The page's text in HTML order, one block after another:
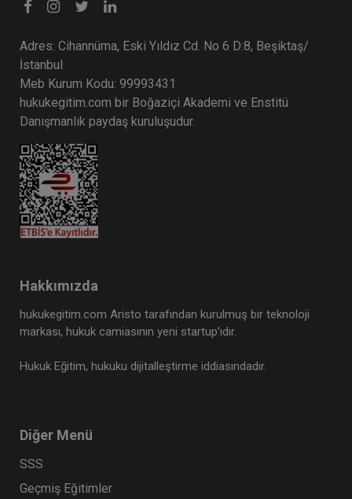
Adres: Cihannüma, Eski Yıldız Cd. No 6 D:8, Beşiktaş/
İstanbul
Meb Kurum Kodu: 99993431
hukukegitim.com bir Boğaziçi Akademi ve Enstitü
Danışmanlık paydaş kuruluşudur.
Hakkımızda
hukukegitim.com Aristo tarafından kurulmuş bir teknoloji
markası, hukuk camiasının yeni startup’ıdır.
Hukuk Eğitim, hukuku dijitalleştirme iddiasındadır.
Diğer Menü
SSS
Geçmiş Eğitimler